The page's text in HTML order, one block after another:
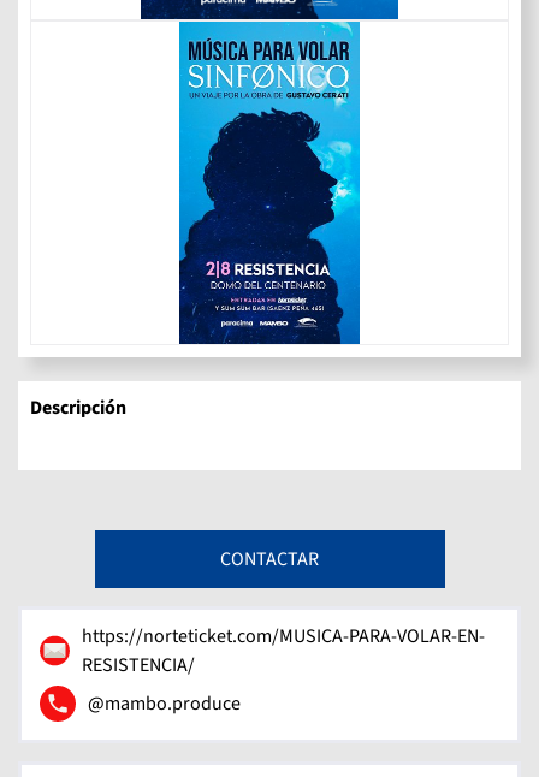
Descripción
CONTACTAR
https://norteticket.com/MUSICA-PARA-VOLAR-EN-
RESISTENCIA/
@mambo.produce